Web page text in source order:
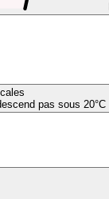
pas sous 20°C